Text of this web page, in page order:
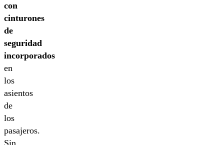
con
cinturones
de
seguridad
incorporados
en
los
asientos
de
los
pasajeros.
Sin